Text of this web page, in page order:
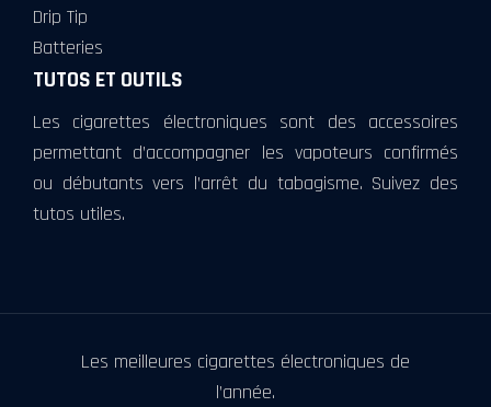
Drip Tip
Batteries
TUTOS ET OUTILS
Les cigarettes électroniques sont des accessoires
permettant d’accompagner les vapoteurs confirmés
ou débutants vers l’arrêt du tabagisme. Suivez des
tutos utiles.
Les meilleures cigarettes électroniques de
l’année.